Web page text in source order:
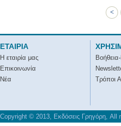
<
ΕΤΑΙΡΙΑ
Η εταιρία μας
Επικοινωνία
Νέα
Τρόποι
Copyright © 2013, Εκδόσεις Γρηγόρη, All